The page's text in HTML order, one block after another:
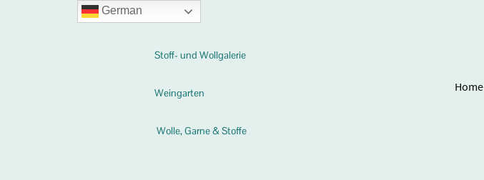
Stoff- und Wollgalerie
Weingarten
Wolle, Garne & Stoffe
Home
German